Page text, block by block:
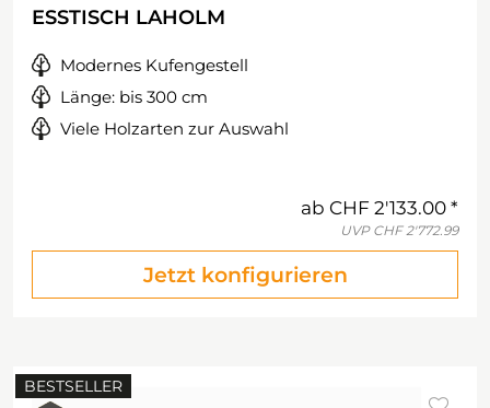
ESSTISCH LAHOLM
Modernes Kufengestell
Länge: bis 300 cm
Viele Holzarten zur Auswahl
ab CHF 2'133.00
UVP CHF 2'772.99
Jetzt konfigurieren
BESTSELLER